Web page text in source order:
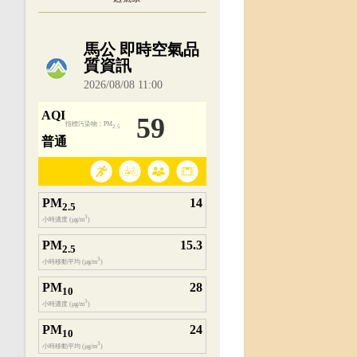
內嵌空氣品質小工具為視覺預覽，完整即時